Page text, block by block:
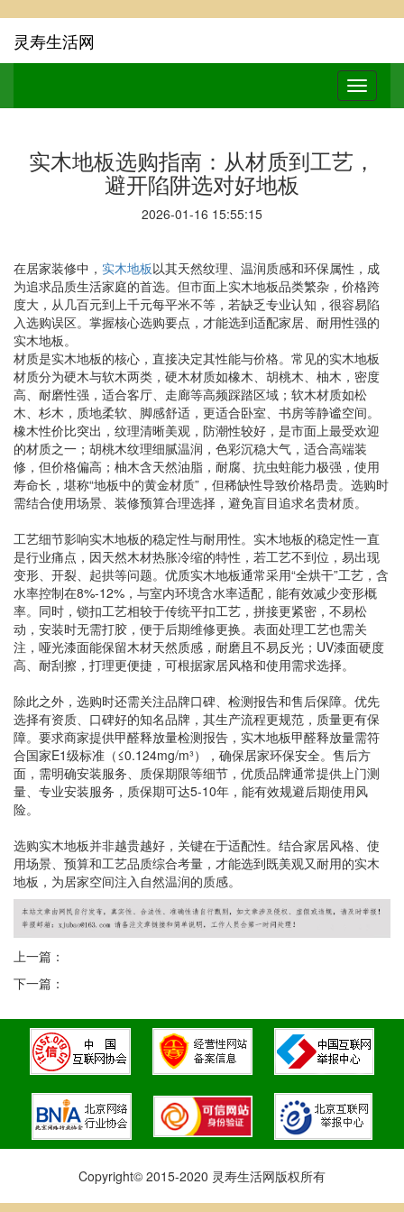
灵寿生活网
实木地板选购指南：从材质到工艺，
避开陷阱选对好地板
2026-01-16 15:55:15
在居家装修中， 实木地板以其天然纹理、温润质感和环保属性，成
为追求品质生活家庭的首选。但市面上实木地板品类繁杂，价格跨
度大，从几百元到上千元每平米不等，若缺乏专业认知，很容易陷
入选购误区。掌握核心选购要点，才能选到适配家居、耐用性强的
实木地板。
材质是实木地板的核心，直接决定其性能与价格。常见的实木地板
材质分为硬木与软木两类，硬木材质如橡木、胡桃木、柚木，密度
高、耐磨性强，适合客厅、走廊等高频踩踏区域；软木材质如松
木、杉木，质地柔软、脚感舒适，更适合卧室、书房等静谧空间。
橡木性价比突出，纹理清晰美观，防潮性较好，是市面上最受欢迎
的材质之一；胡桃木纹理细腻温润，色彩沉稳大气，适合高端装
修，但价格偏高；柚木含天然油脂，耐腐、抗虫蛀能力极强，使用
寿命长，堪称“地板中的黄金材质”，但稀缺性导致价格昂贵。选购时
需结合使用场景、装修预算合理选择，避免盲目追求名贵材质。
工艺细节影响实木地板的稳定性与耐用性。实木地板的稳定性一直
是行业痛点，因天然木材热胀冷缩的特性，若工艺不到位，易出现
变形、开裂、起拱等问题。优质实木地板通常采用“全烘干”工艺，含
水率控制在8%-12%，与室内环境含水率适配，能有效减少变形概
率。同时，锁扣工艺相较于传统平扣工艺，拼接更紧密，不易松
动，安装时无需打胶，便于后期维修更换。表面处理工艺也需关
注，哑光漆面能保留木材天然质感，耐磨且不易反光；UV漆面硬度
高、耐刮擦，打理更便捷，可根据家居风格和使用需求选择。
除此之外，选购时还需关注品牌口碑、检测报告和售后保障。优先
选择有资质、口碑好的知名品牌，其生产流程更规范，质量更有保
障。要求商家提供甲醛释放量检测报告，实木地板甲醛释放量需符
合国家E1级标准（≤0.124mg/m³），确保居家环保安全。售后方
面，需明确安装服务、质保期限等细节，优质品牌通常提供上门测
量、专业安装服务，质保期可达5-10年，能有效规避后期使用风
险。
选购实木地板并非越贵越好，关键在于适配性。结合家居风格、使
用场景、预算和工艺品质综合考量，才能选到既美观又耐用的实木
地板，为居家空间注入自然温润的质感。
上一篇：
下一篇：
Copyright© 2015-2020 灵寿生活网版权所有